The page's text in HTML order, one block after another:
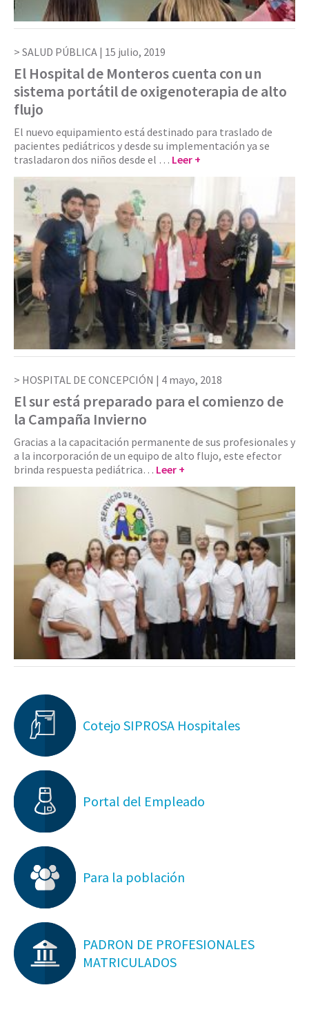
SALUD PÚBLICA | 15 julio, 2019
El Hospital de Monteros cuenta con un
sistema portátil de oxigenoterapia de alto
flujo
El nuevo equipamiento está destinado para traslado de
pacientes pediátricos y desde su implementación ya se
trasladaron dos niños desde el … Leer +
HOSPITAL DE CONCEPCIÓN | 4 mayo, 2018
El sur está preparado para el comienzo de
la Campaña Invierno
Gracias a la capacitación permanente de sus profesionales y
a la incorporación de un equipo de alto flujo, este efector
brinda respuesta pediátrica… Leer +
Cotejo SIPROSA Hospitales
Portal del Empleado
Para la población
PADRON DE PROFESIONALES
MATRICULADOS